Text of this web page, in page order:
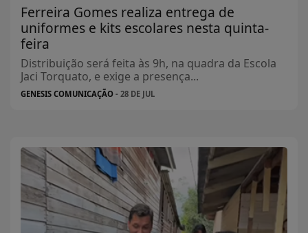
Ferreira Gomes realiza entrega de
uniformes e kits escolares nesta quinta-
feira
Distribuição será feita às 9h, na quadra da Escola
Jaci Torquato, e exige a presença...
GENESIS COMUNICAÇÃO - 28 DE JUL